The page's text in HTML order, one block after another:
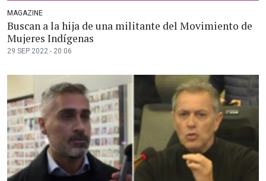
MAGAZINE
Buscan a la hija de una militante del Movimiento de
Mujeres Indígenas
29 SEP 2022 - 20:06